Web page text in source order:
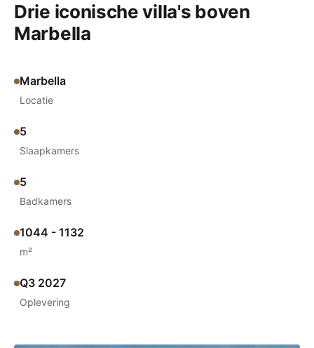
Drie iconische villa's boven
Marbella
Marbella
Locatie
5
Slaapkamers
5
Badkamers
1044 - 1132
m²
Q3 2027
Oplevering